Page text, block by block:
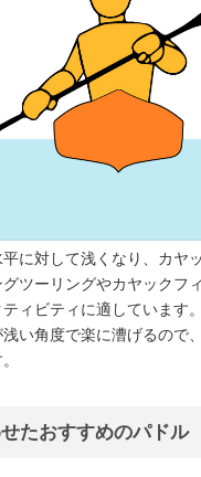
に対して浅くなり、カヤ
グツーリングやカヤックフ
ィビティに適しています。
い角度で楽に漕げるので
たおすすめのパドル